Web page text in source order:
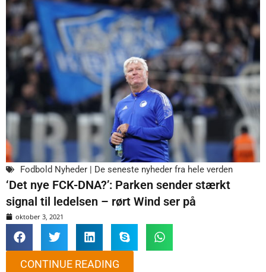
Fodbold Nyheder | De seneste nyheder fra hele verden
‘Det nye FCK-DNA?’: Parken sender stærkt
signal til ledelsen – rørt Wind ser på
oktober 3, 2021
CONTINUE READING